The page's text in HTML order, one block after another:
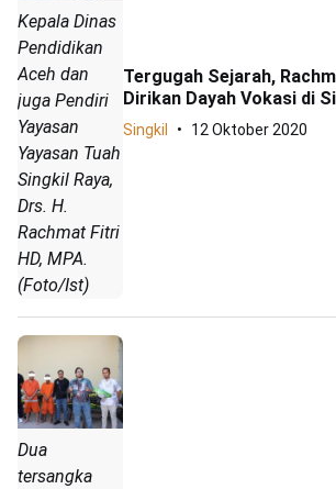
Kepala Dinas
Pendidikan
Aceh dan
juga Pendiri
Yayasan
Yayasan Tuah
Singkil Raya,
Drs. H.
Rachmat Fitri
HD, MPA.
(Foto/Ist)
Tergugah Sejarah,
Dirikan Dayah Vokasi di
Singkil 12 Oktober 2020
Dua
tersangka